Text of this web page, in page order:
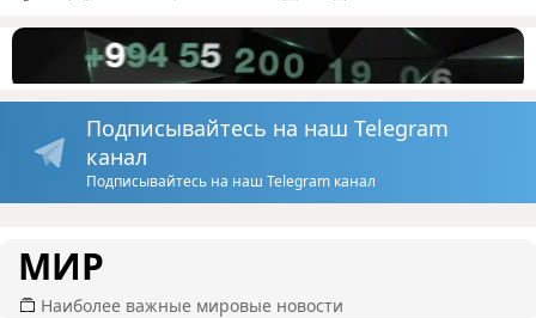
Подписывайтесь на наш Telegram
канал
Подписывайтесь на наш Telegram канал
МИР
Наиболее важные мировые новости